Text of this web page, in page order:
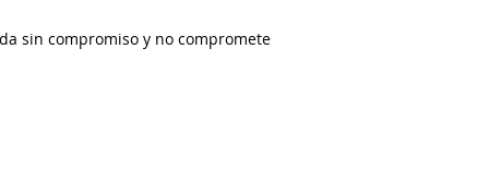
sin compromiso y no compromete